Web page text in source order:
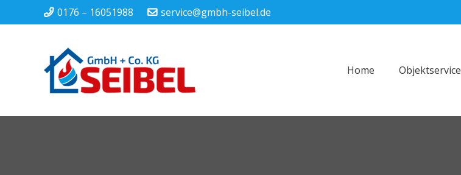
0176 – 16051988 service@gmbh-seibel.de
Home Objektservice